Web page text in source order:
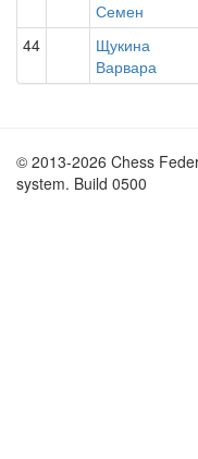
Семен
44
Щукина
Варвара
© 2013-2026 Chess
system. Build 0500